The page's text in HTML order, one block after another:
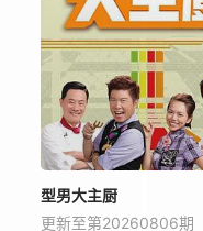
型男大主厨
更新至第20260806期